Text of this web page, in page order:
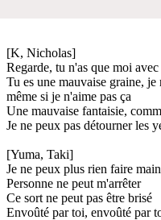
[K, Nicholas]
Regarde, tu n'as que moi
Tu es une mauvaise graine,
même si je n'aime pas ça
Une mauvaise fantaisie,
Je ne peux pas détourner les
[Yuma, Taki]
Je ne peux plus rien faire
Personne ne peut m'arrêter
Ce sort ne peut pas être brisé
Envoûté par toi, envoûté par